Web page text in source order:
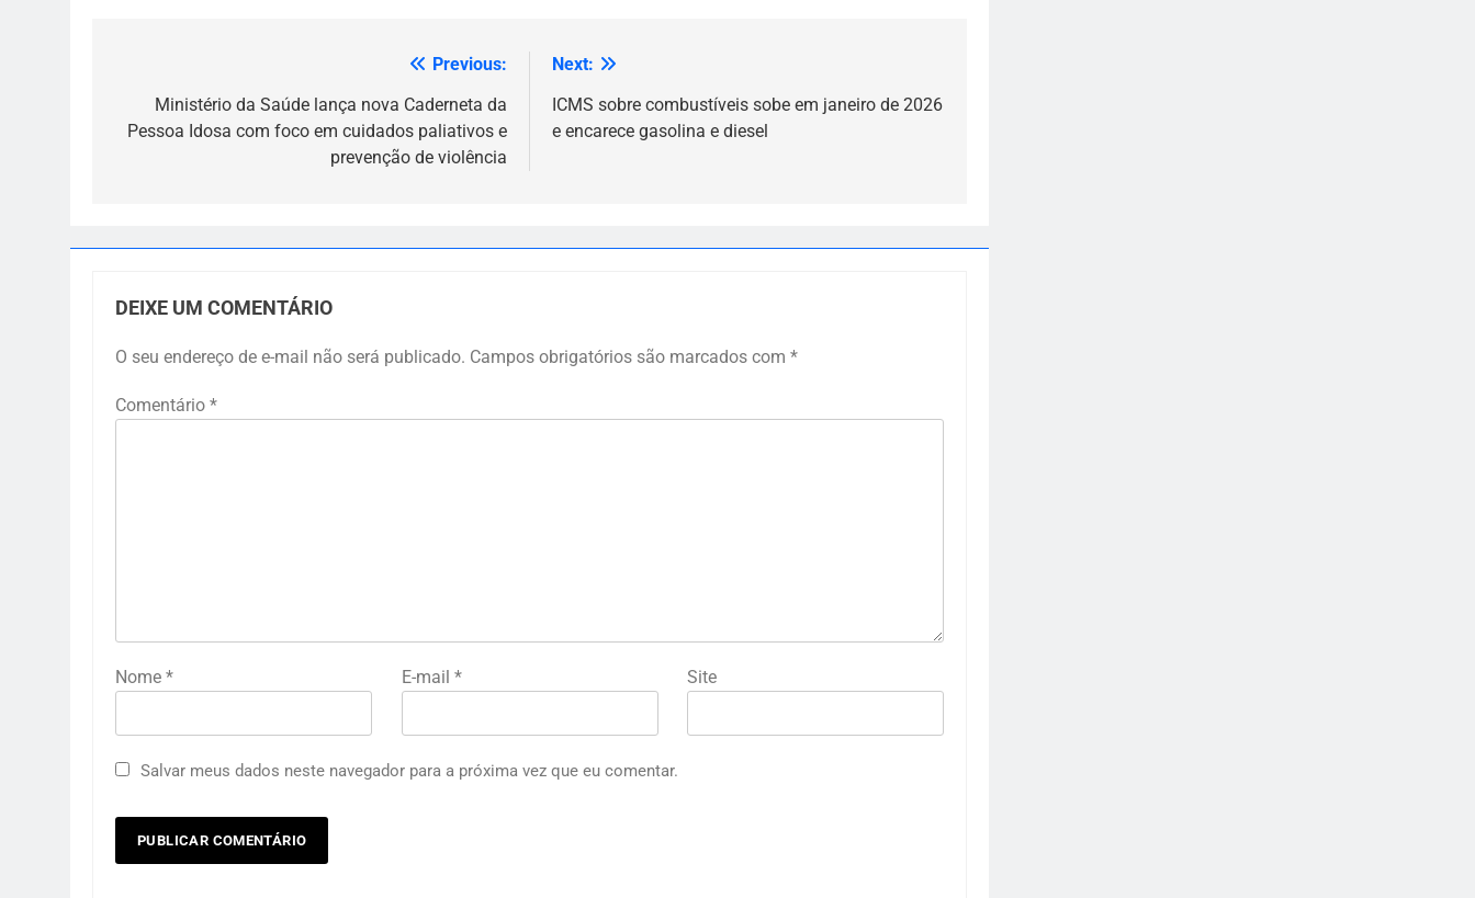
Previous:
Ministério da Saúde lança nova Caderneta da
Pessoa Idosa com foco em cuidados paliativos e
prevenção de violência
Next:
ICMS sobre combustíveis sobe em janeiro de 2026
e encarece gasolina e diesel
DEIXE UM COMENTÁRIO
O seu endereço de e-mail não será publicado. Campos obrigatórios são marcados com *
Comentário *
Nome * E-mail * Site
Salvar meus dados neste navegador para a próxima vez que eu comentar.